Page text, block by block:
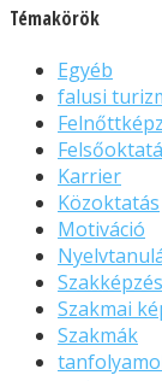
Témakörök
Egyéb
falusi
Karrier
Közoktatás
Motiváció
Szakképzés
Szakmai
Szakmák